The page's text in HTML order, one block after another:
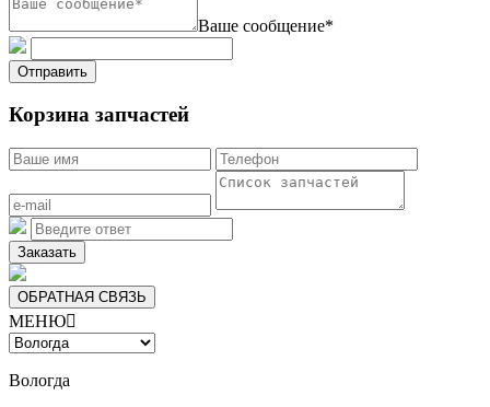
Ваше сообщение*
Отправить
Корзина запчастей
Заказать
ОБРАТНАЯ СВЯЗЬ
МЕНЮ
Вологда